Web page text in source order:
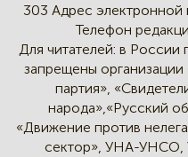
303 Адрес электронной
Телефон
Для читателей: в России
запрещены
партия»,
народа»,«Русский
«Движение против
сектор», УНА-УНСО,